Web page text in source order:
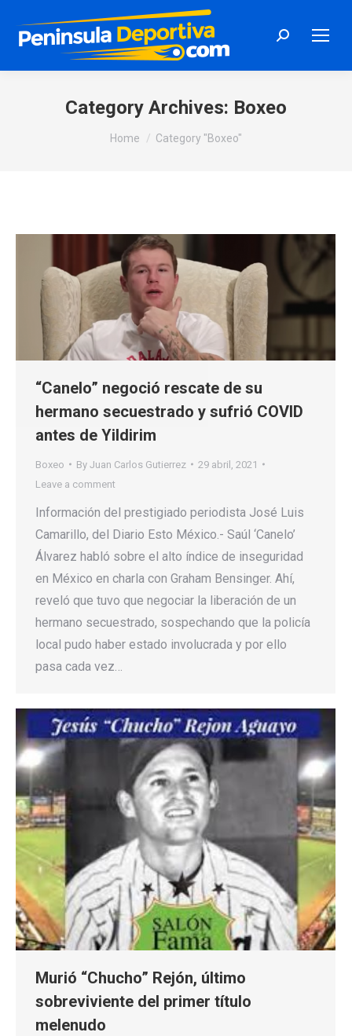
Search:
Category Archives: Boxeo
You are here:
Home Category "Boxeo"
“Canelo” negoció rescate de su
hermano secuestrado y sufrió COVID
antes de Yildirim
Boxeo By Juan Carlos Gutierrez
29 abril, 2021
Leave a comment
Información del prestigiado periodista José Luis
Camarillo, del Diario Esto México.- Saúl ‘Canelo’
Álvarez habló sobre el alto índice de inseguridad
en México en charla con Graham Bensinger. Ahí,
reveló que tuvo que negociar la liberación de un
hermano secuestrado, sospechando que la policía
local pudo haber estado involucrada y por ello
pasa cada vez…
Murió “Chucho” Rejón, último
sobreviviente del primer título
melenudo